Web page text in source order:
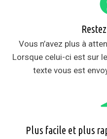
Vous n’avez plus à
Lorsque celui-ci est sur
texte vous est
Plus facile et plus